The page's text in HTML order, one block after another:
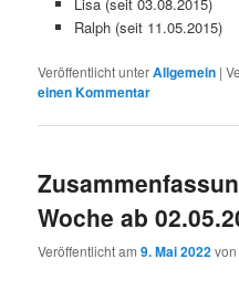
Ralph (seit 11.05.2015)
Veröffentlicht unterAllgemein |
einen Kommentar
Woche ab
Veröffentlicht am9. Mai 2022